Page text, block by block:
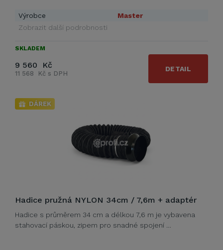
Výrobce
Master
Zobrazit další podrobnosti
SKLADEM
9 560 Kč
11 568 Kč s DPH
DETAIL
DÁREK
Hadice pružná NYLON 34cm / 7,6m + adaptér
Hadice s průměrem 34 cm a délkou 7,6 m je vybavena
stahovací páskou, zipem pro snadné spojení …